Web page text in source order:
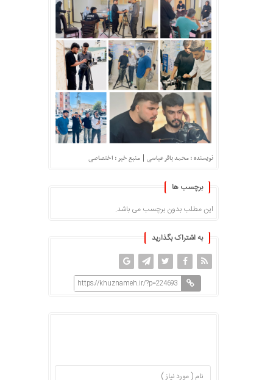
نویسنده : محمد باقر عباسی | منبع خبر : اختصاصی
برچسب ها
این مطلب بدون برچسب می باشد.
به اشتراک بگذارید
https://khuznameh.ir/?p=224693